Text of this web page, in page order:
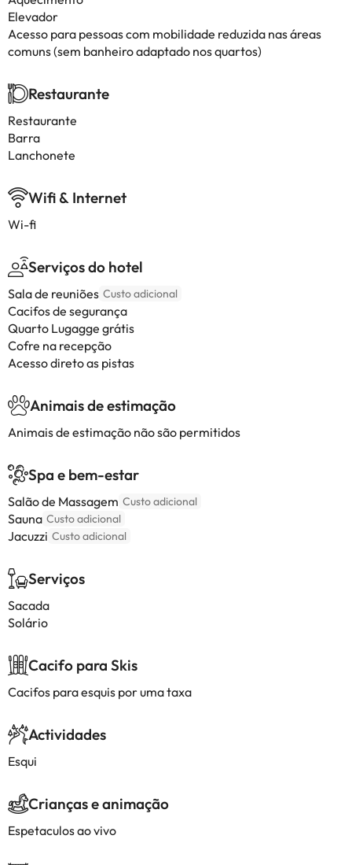
Elevador
Acesso para pessoas com mobilidade reduzida nas áreas
comuns (sem banheiro adaptado nos quartos)
Restaurante
Restaurante
Barra
Lanchonete
Wifi & Internet
Wi-fi
Serviços do hotel
Sala de reuniões Custo adicional
Cacifos de segurança
Quarto Lugagge grátis
Cofre na recepção
Acesso direto as pistas
Animais de estimação
Animais de estimação não são permitidos
Spa e bem-estar
Salão de Massagem Custo adicional
Sauna Custo adicional
Jacuzzi Custo adicional
Serviços
Sacada
Solário
Cacifo para Skis
Cacifos para esquis por uma taxa
Actividades
Esqui
Crianças e animação
Espetaculos ao vivo